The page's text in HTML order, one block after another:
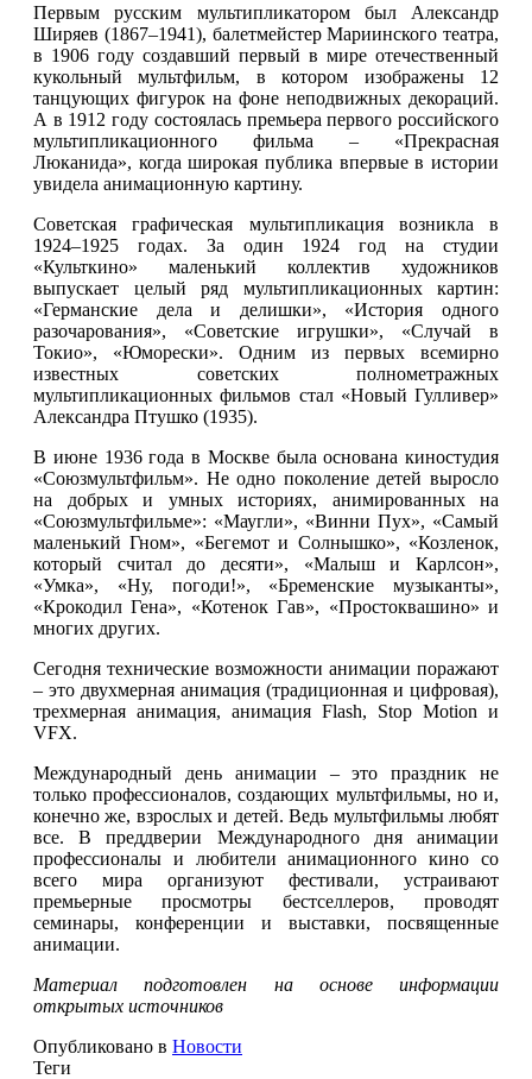
Первым русским мультипликатором был Александр
Ширяев (1867–1941), балетмейстер Мариинского театра,
в 1906 году создавший первый в мире отечественный
кукольный мультфильм, в котором изображены 12
танцующих фигурок на фоне неподвижных декораций.
А в 1912 году состоялась премьера первого российского
мультипликационного фильма – «Прекрасная
Люканида», когда широкая публика впервые в истории
увидела анимационную картину.
Советская графическая мультипликация возникла в
1924–1925 годах. За один 1924 год на студии
«Культкино» маленький коллектив художников
выпускает целый ряд мультипликационных картин:
«Германские дела и делишки», «История одного
разочарования», «Советские игрушки», «Случай в
Токио», «Юморески». Одним из первых всемирно
известных советских полнометражных
мультипликационных фильмов стал «Новый Гулливер»
Александра Птушко (1935).
В июне 1936 года в Москве была основана киностудия
«Союзмультфильм». Не одно поколение детей выросло
на добрых и умных историях, анимированных на
«Союзмультфильме»: «Маугли», «Винни Пух», «Самый
маленький Гном», «Бегемот и Солнышко», «Козленок,
который считал до десяти», «Малыш и Карлсон»,
«Умка», «Ну, погоди!», «Бременские музыканты»,
«Крокодил Гена», «Котенок Гав», «Простоквашино» и
многих других.
Сегодня технические возможности анимации поражают
– это двухмерная анимация (традиционная и цифровая),
трехмерная анимация, анимация Flash, Stop Motion и
VFX.
Международный день анимации – это праздник не
только профессионалов, создающих мультфильмы, но и,
конечно же, взрослых и детей. Ведь мультфильмы любят
все. В преддверии Международного дня анимации
профессионалы и любители анимационного кино со
всего мира организуют фестивали, устраивают
премьерные просмотры бестселлеров, проводят
семинары, конференции и выставки, посвященные
анимации.
Материал подготовлен на основе информации
открытых источников
Опубликовано в Новости
Теги